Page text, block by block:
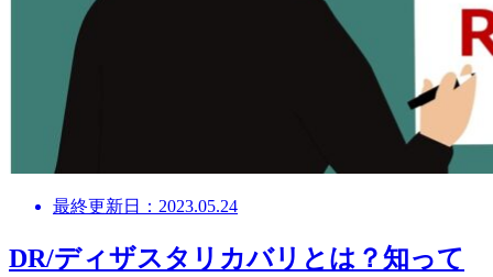
最終更新日：2023.05.24
DR/ディザスタリカバリとは？知って